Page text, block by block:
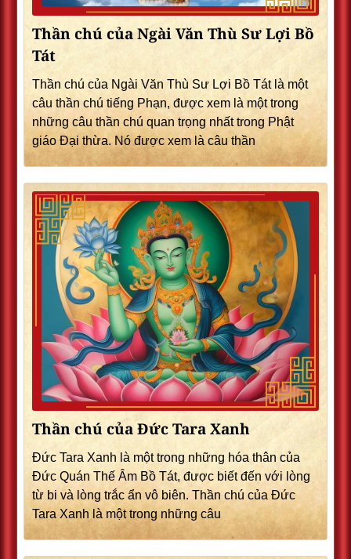
Thần chú của Ngài Văn Thù Sư Lợi Bồ
Tát
Thần chú của Ngài Văn Thù Sư Lợi Bồ Tát là một
câu thần chú tiếng Phạn, được xem là một trong
những câu thần chú quan trọng nhất trong Phật
giáo Đại thừa. Nó được xem là câu thần
Thần chú của Đức Tara Xanh
Đức Tara Xanh là một trong những hóa thân của
Đức Quán Thế Âm Bồ Tát, được biết đến với lòng
từ bi và lòng trắc ẩn vô biên. Thần chú của Đức
Tara Xanh là một trong những câu